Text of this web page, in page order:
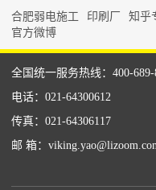
合肥弱电施工 印刷厂 知乎
官方微博
全国统一服务热线：400-689-
电话：021-64300612
传真：021-64306117
邮 箱：